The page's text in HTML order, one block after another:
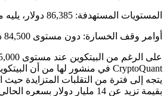
المستويات المستهدفة: 86,385 دولار، يليه مستوى 87,036 دولار.
أوامر وقف الخسارة: دون مستوى 84,500 دولار.